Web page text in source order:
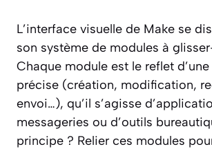
L’interface visuelle de Make se
son système de modules à
Chaque module est le reflet
précise (création, modification,
envoi…), qu’il s’agisse
messageries ou d’outils
principe ? Relier ces modules